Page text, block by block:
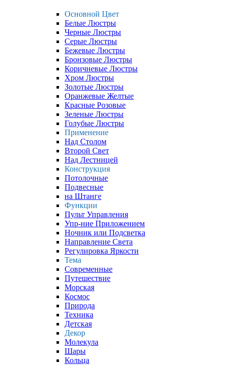
Основной Цвет
Белые Люстры
Черные Люстры
Серые Люстры
Бежевые Люстры
Бронзовые Люстры
Коричневые Люстры
Хром Люстры
Золотые Люстры
Оранжевые Желтые
Красные Розовые
Зеленые Люстры
Голубые Люстры
Применение
Над Столом
Второй Свет
Над Лестницей
Конструкция
Потолочные
Подвесные
на Штанге
Функции
Пульт Управления
Упр-ние Приложением
Ночник или Подсветка
Направление Света
Регулировка Яркости
Тема
Современные
Путешествие
Морская
Космос
Природа
Техника
Детская
Декор
Молекула
Шары
Кольца